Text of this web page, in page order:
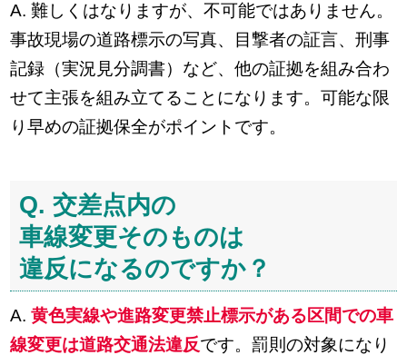
A. 難しくはなりますが、不可能ではありません。
事故現場の道路標示の写真、目撃者の証言、刑事
記録（実況見分調書）など、他の証拠を組み合わ
せて主張を組み立てることになります。可能な限
り早めの証拠保全がポイントです。
Q. 交差点内の
車線変更そのものは
違反になるのですか？
A.黄色実線や進路変更禁止標示がある区間での車
線変更は道路交通法違反です。罰則の対象になり